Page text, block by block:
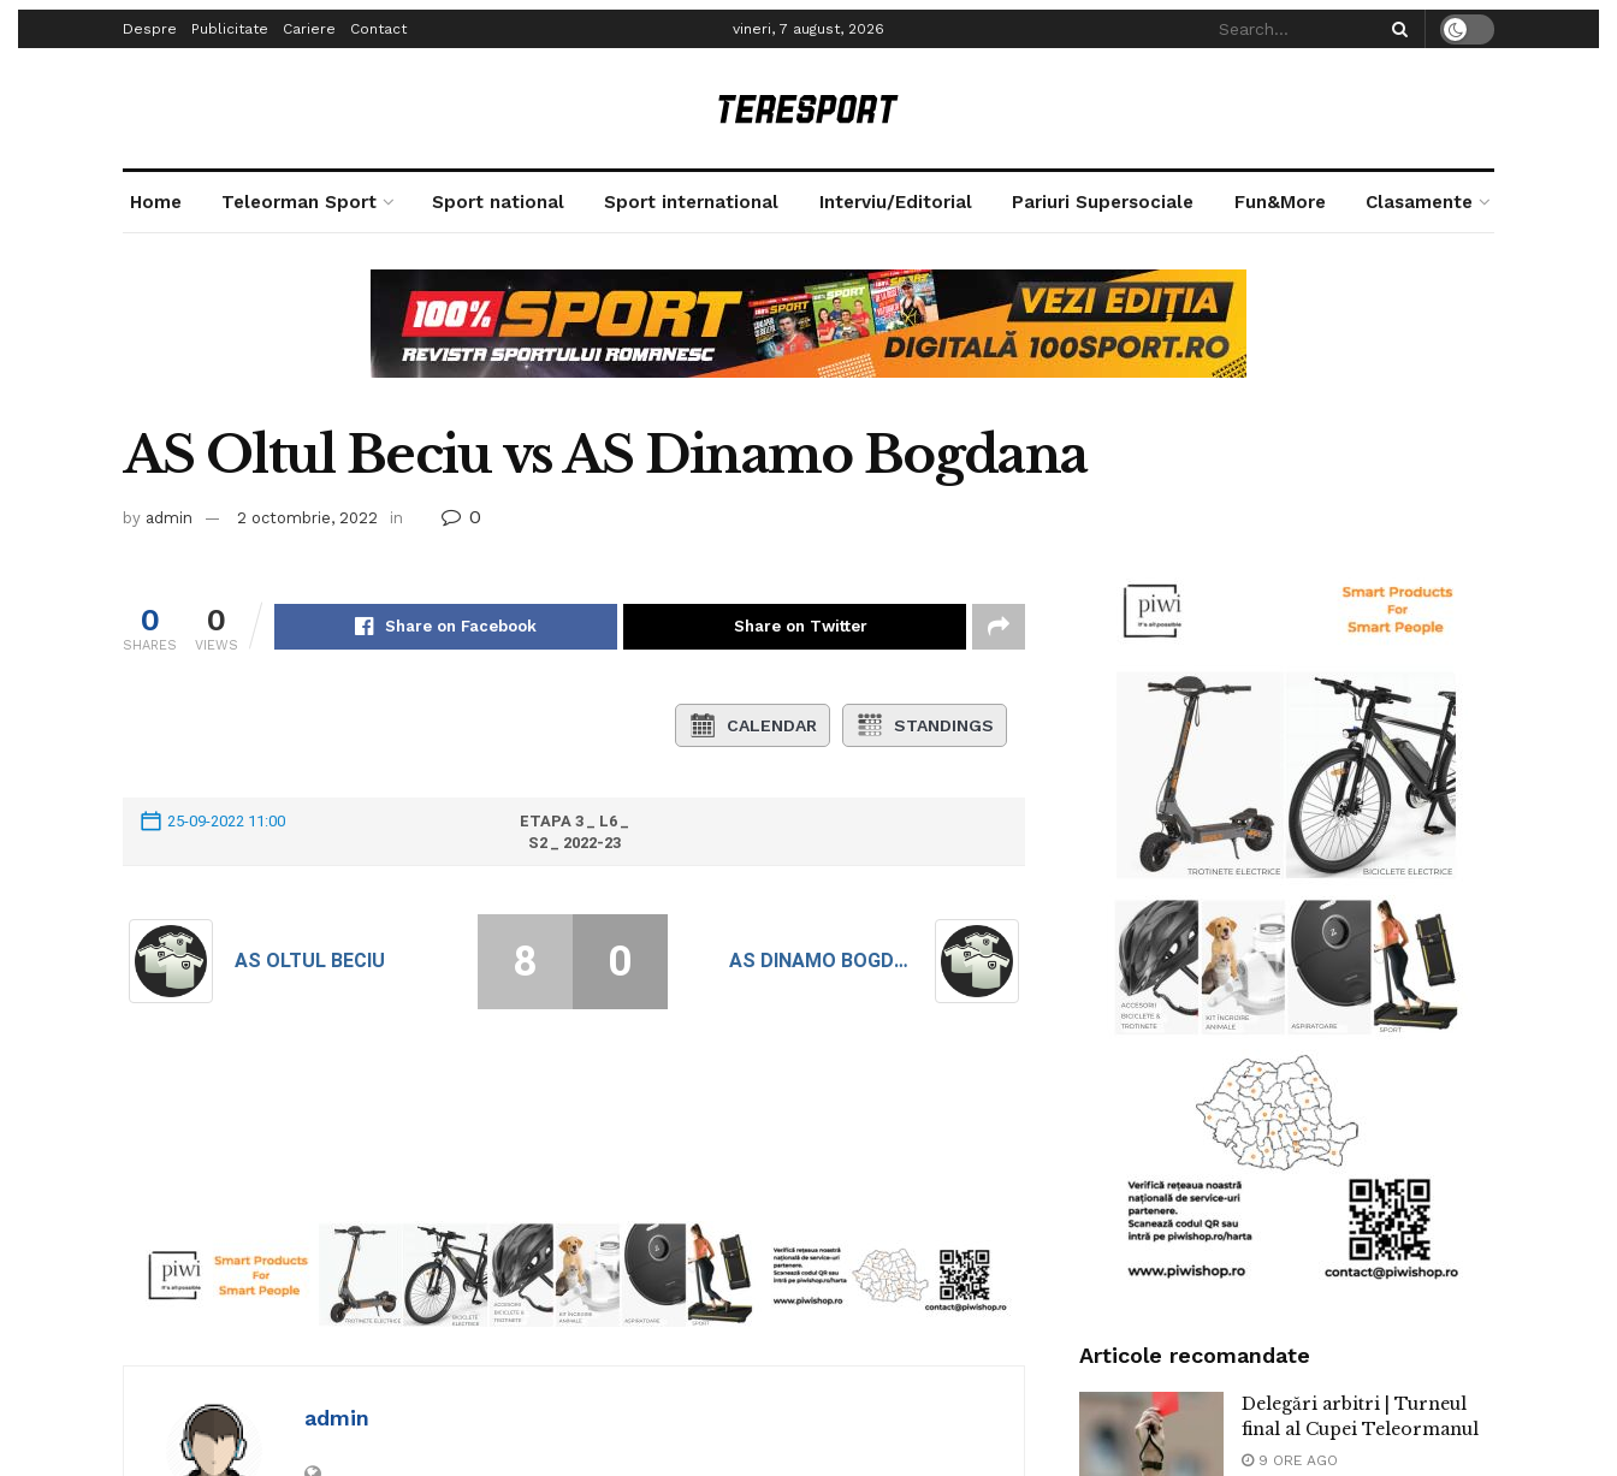
Despre Publicitate Cariere Contact vineri, 7 august, 2026
Home Teleorman Sport Sport national Sport international Interviu/Editorial Pariuri Supersociale Fun&More Clasamente
AS Oltul Beciu vs AS Dinamo Bogdana
by admin 2 octombrie, 2022 in 0
0
SHARES
0
VIEWS
Share on Facebook Share on Twitter
CALENDAR STANDINGS
25-09-2022 11:00
ETAPA 3 _ L6 _
S2 _ 2022-23
AS OLTUL BECIU AS DINAMO BOGDANA
8 0
admin
Articole recomandate
Delegări arbitri | Turneul
final al Cupei Teleormanul
9 ORE AGO